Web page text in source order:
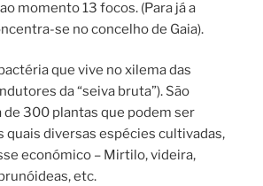
momento 13 focos. (Para já a
se no concelho de Gaia).
que vive no xilema das
da “seiva bruta”). São
de 300 plantas que podem ser
quais diversas espécies cultivadas,
económico – Mirtilo, videira,
etc.